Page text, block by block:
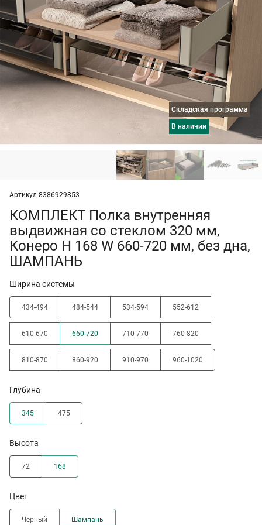
Складская программа
в наличии
Артикул 8386929853
КОМПЛЕКТ Полка внутренняя
выдвижная со стеклом 320 мм,
Конеро H 168 W 660-720 мм, без дна,
ШАМПАНЬ
Ширина системы
434-494 484-544 534-594 552-612
610-670 660-720 710-770 760-820
810-870 860-920 910-970 960-1020
Глубина
345 475
Высота
72 168
Цвет
Черный Шампань